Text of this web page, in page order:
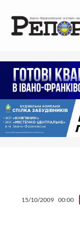
вмісту
15/10/2009 00:00